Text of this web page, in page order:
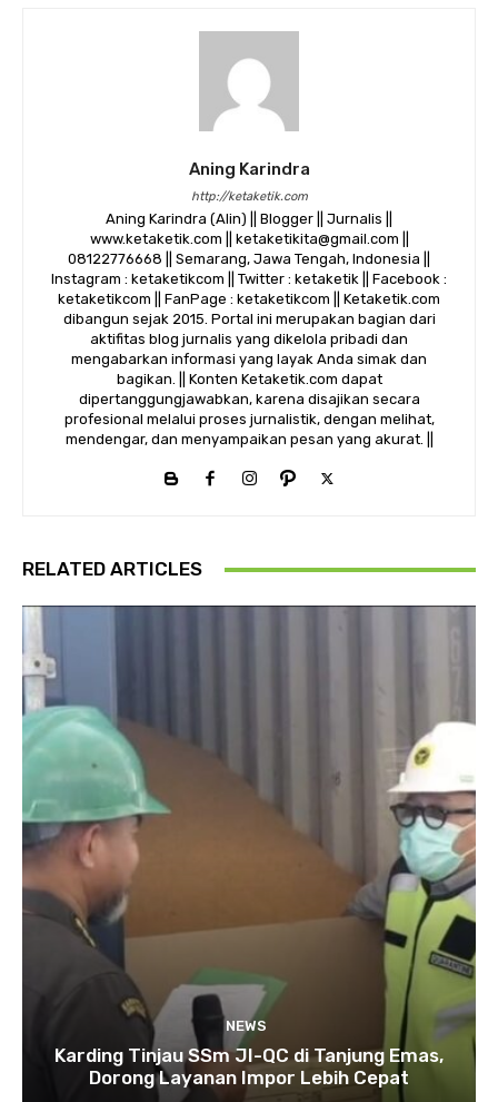
Aning Karindra
http://ketaketik.com
Aning Karindra (Alin) || Blogger || Jurnalis ||
www.ketaketik.com || ketaketikita@gmail.com ||
08122776668 || Semarang, Jawa Tengah, Indonesia ||
Instagram : ketaketikcom || Twitter : ketaketik || Facebook :
ketaketikcom || FanPage : ketaketikcom || Ketaketik.com
dibangun sejak 2015. Portal ini merupakan bagian dari
aktifitas blog jurnalis yang dikelola pribadi dan
mengabarkan informasi yang layak Anda simak dan
bagikan. || Konten Ketaketik.com dapat
dipertanggungjawabkan, karena disajikan secara
profesional melalui proses jurnalistik, dengan melihat,
mendengar, dan menyampaikan pesan yang akurat. ||
RELATED ARTICLES
NEWS
Karding Tinjau SSm JI-QC di Tanjung Emas,
Dorong Layanan Impor Lebih Cepat